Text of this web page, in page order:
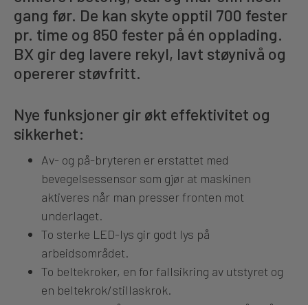
gang før. De kan skyte opptil 700 fester
pr. time og 850 fester på én opplading.
BX gir deg lavere rekyl, lavt støynivå og
opererer støvfritt.
Nye funksjoner gir økt effektivitet og
sikkerhet:
Av- og på-bryteren er erstattet med
bevegelsessensor som gjør at maskinen
aktiveres når man presser fronten mot
underlaget.
To sterke LED-lys gir godt lys på
arbeidsområdet.
To beltekroker, en for fallsikring av utstyret og
en beltekrok/stillaskrok.